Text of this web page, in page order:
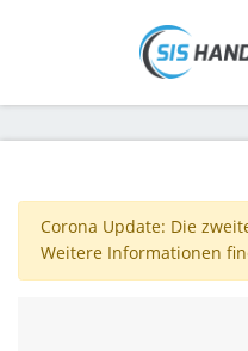
Corona Update: Die
Weitere Informationen